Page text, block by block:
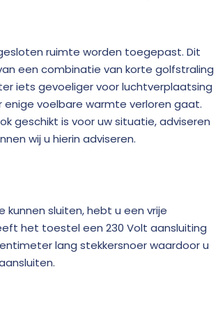
ruimte worden toegepast. Dit
een combinatie van korte golfstraling
iets gevoeliger voor luchtverplaatsing
voelbare warmte verloren gaat.
geschikt is voor uw situatie, adviseren
wij u hierin adviseren.
kunnen sluiten, hebt u een vrije
het toestel een 230 Volt aansluiting
lang stekkersnoer waardoor u